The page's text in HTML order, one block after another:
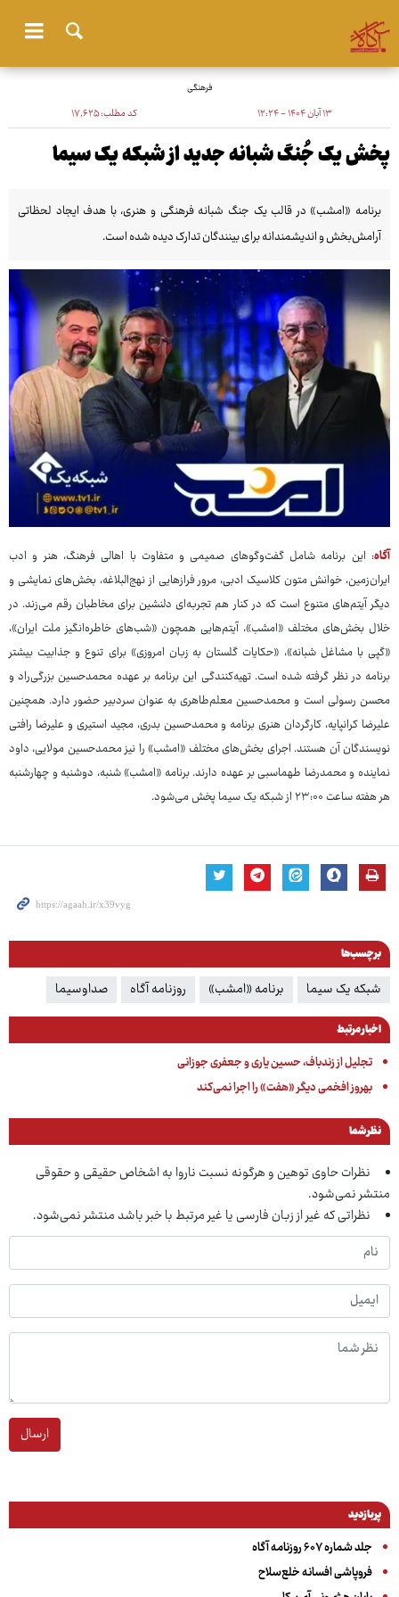
فرهنگی
۱۳ آبان ۱۴۰۴ - ۱۲:۲۴ کد مطلب:۱۷٬۶۲۵
پخش یک جُنگ شبانه جدید از شبکه یک سیما
برنامه «امشب» در قالب یک جنگ شبانه فرهنگی و هنری، با هدف ایجاد لحظاتی
آرامش‌بخش و اندیشمندانه برای بینندگان تدارک دیده شده است.
آگاه: این برنامه شامل گفت‌وگوهای صمیمی و متفاوت با اهالی فرهنگ، هنر و ادب
ایران‌زمین، خوانش متون کلاسیک ادبی، مرور فرازهایی از نهج‌البلاغه، بخش‌های نمایشی و
دیگر آیتم‌های متنوع است که در کنار هم تجربه‌ای دلنشین برای مخاطبان رقم می‌زند. در
خلال بخش‌های مختلف «امشب»، آیتم‌هایی همچون «شب‌های خاطره‌انگیز ملت ایران»،
«گپی با مشاغل شبانه»، «حکایات گلستان به زبان امروزی» برای تنوع و جذابیت بیشتر
برنامه در نظر گرفته شده است. تهیه‌کنندگی این برنامه بر عهده محمدحسین بزرگی‌راد و
محسن رسولی است و محمدحسین معلم‌طاهری به عنوان سردبیر حضور دارد. همچنین
علیرضا کرانپایه، کارگردان هنری برنامه و محمدحسین بدری، مجید استیری و علیرضا رافتی
نویسندگان آن هستند. اجرای بخش‌های مختلف «امشب» را نیز محمدحسین مولایی، داود
نماینده و محمدرضا طهماسبی بر عهده دارند. برنامه «امشب» شنبه، دوشنبه و چهارشنبه
هر هفته ساعت ۲۳:۰۰ از شبکه یک سیما پخش می‌شود.
برچسب‌ها
شبکه یک سیما برنامه «امشب» روزنامه آگاه صداوسیما
اخبار مرتبط
تجلیل از زندباف، حسین یاری و جعفری جوزانی
بهروز افخمی دیگر «هفت» را اجرا نمی‌کند
نظر شما
نظرات حاوی توهین و هرگونه نسبت ناروا به اشخاص حقیقی و حقوقی
منتشر نمی‌شود.
نظراتی که غیر از زبان فارسی یا غیر مرتبط با خبر باشد منتشر نمی‌شود.
ارسال
پربازدید
جلد شماره ۶۰۷ روزنامه آگاه
فروپاشی افسانه خلع‌سلاح